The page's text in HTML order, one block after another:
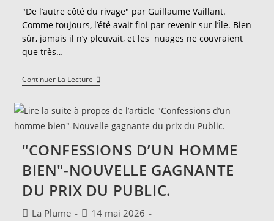
la
publication :
"De l’autre côté du rivage" par Guillaume Vaillant.
Comme toujours, l’été avait fini par revenir sur l’Île. Bien
sûr, jamais il n’y pleuvait, et les nuages ne couvraient
que très…
Continuer La Lecture"De
L’autre
Du
Rivage"-
Nouvelle
Du
Prix
De
La
Plume.
"CONFESSIONS D’UN HOMME
BIEN"-NOUVELLE GAGNANTE
DU PRIX DU PUBLIC.
Auteur/autrice
La Plume
Publication
14 mai 2026